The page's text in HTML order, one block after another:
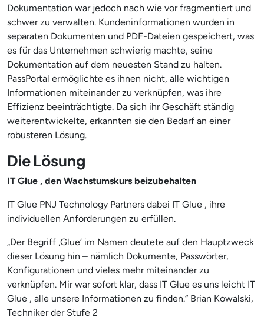
Dokumentation war jedoch nach wie vor fragmentiert und
schwer zu verwalten. Kundeninformationen wurden in
separaten Dokumenten und PDF-Dateien gespeichert, was
es für das Unternehmen schwierig machte, seine
Dokumentation auf dem neuesten Stand zu halten.
PassPortal ermöglichte es ihnen nicht, alle wichtigen
Informationen miteinander zu verknüpfen, was ihre
Effizienz beeinträchtigte. Da sich ihr Geschäft ständig
weiterentwickelte, erkannten sie den Bedarf an einer
robusteren Lösung.
Die Lösung
IT Glue , den Wachstumskurs beizubehalten
IT Glue PNJ Technology Partners dabei IT Glue , ihre
individuellen Anforderungen zu erfüllen.
„Der Begriff ‚Glue‘ im Namen deutete auf den Hauptzweck
dieser Lösung hin – nämlich Dokumente, Passwörter,
Konfigurationen und vieles mehr miteinander zu
verknüpfen. Mir war sofort klar, dass IT Glue es uns leicht IT
Glue , alle unsere Informationen zu finden.“ Brian Kowalski,
Techniker der Stufe 2